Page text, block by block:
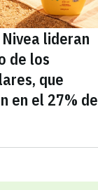
lideran
de los
que
en el 27% de